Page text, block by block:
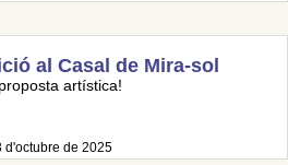
al Casal de Mira-sol
artística!
d'octubre de 2025